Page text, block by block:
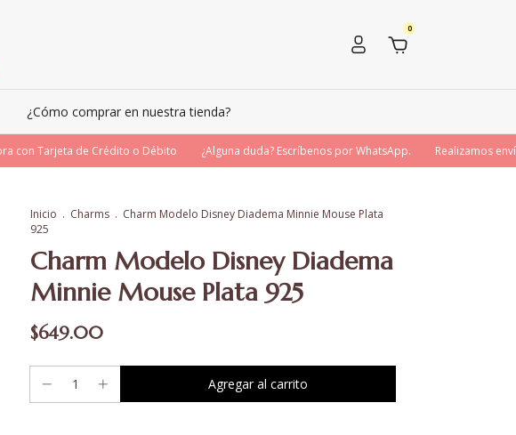
0
¿Cómo comprar en nuestra tienda?
Tarjeta de Crédito o Débito ¿Alguna duda? Escríbenos por WhatsApp. Realizamos envíos
Inicio . Charms . Charm Modelo Disney Diadema Minnie Mouse Plata
925
Charm Modelo Disney Diadema
Minnie Mouse Plata 925
$649.00